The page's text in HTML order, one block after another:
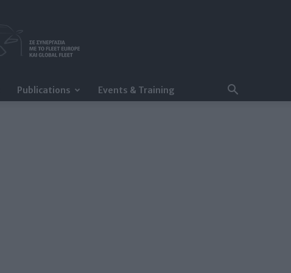
Publications Events & Training